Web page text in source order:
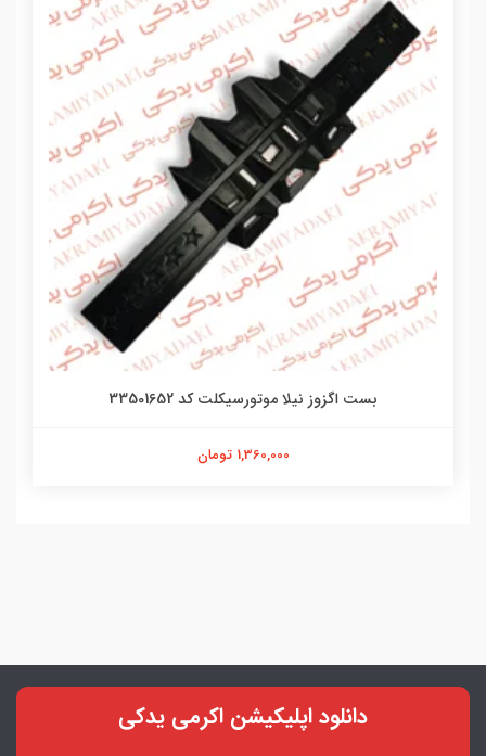
بست اگزوز نیلا موتورسیکلت کد 33501652
1,360,000 تومان
دانلود اپلیکیشن اکرمی یدکی